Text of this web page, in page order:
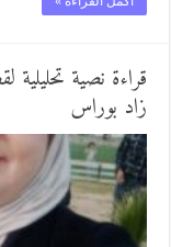
قراءة نصية تحليلية
زاد بوراس